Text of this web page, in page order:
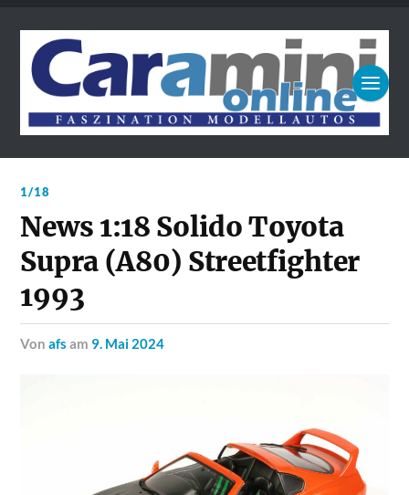
1/18
News 1:18 Solido Toyota
Supra (A80) Streetfighter
1993
vonafs am 9. Mai 2024